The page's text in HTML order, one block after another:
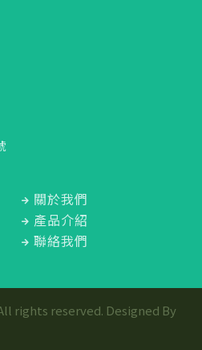
關於我們
產品介紹
聯絡我們
rights reserved. Designed By